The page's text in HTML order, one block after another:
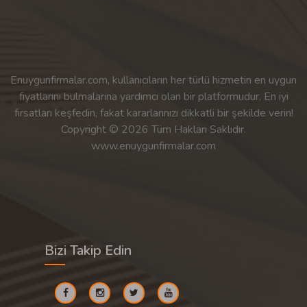
Enuygunfirmalar.com, kullanıcıların her türlü hizmetin en uygun
fiyatlarını bulmalarına yardımcı olan bir platformudur. En iyi
fırsatları keşfedin, fakat kararlarınızı dikkatli bir şekilde verin!
Copyright © 2026 Tüm Hakları Saklıdır.
www.enuygunfirmalar.com
Bizi Takip Edin